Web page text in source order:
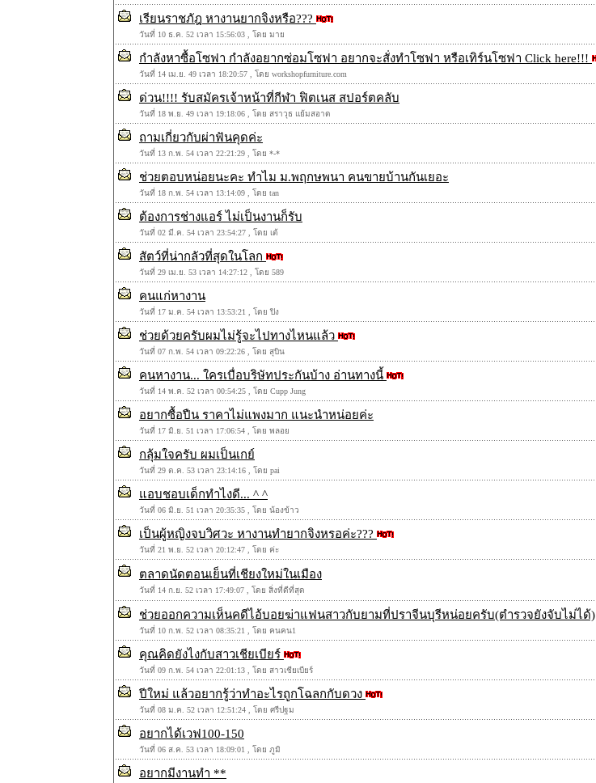
เรียนราชภัฎ หางานยากจิงหรือ???
วันที่ 10 ธ.ค. 52 เวลา 15:56:03 , โดย มาย
กำลังหาซื้อโซฟา กำลังอยากซ่อมโซฟา อยากจะสั่งทำโซฟา หรือเทิร์นโซฟา Click here!!!
วันที่ 14 เม.ย. 49 เวลา 18:20:57 , โดย workshopfurniture.com
ด่วน!!!! รับสมัครเจ้าหน้าที่กีฬา ฟิตเนส สปอร์ตคลับ
วันที่ 18 พ.ย. 49 เวลา 19:18:06 , โดย สราวุธ แย้มสอาด
ถามเกี่ยวกับผ่าฟันคุดค่ะ
วันที่ 13 ก.พ. 54 เวลา 22:21:29 , โดย *-*
ช่วยตอบหน่อยนะคะ ทำไม ม.พฤกษพนา คนขายบ้านกันเยอะ
วันที่ 18 ก.พ. 54 เวลา 13:14:09 , โดย tan
ต้องการช่างแอร์ ไม่เป็นงานก็รับ
วันที่ 02 มี.ค. 54 เวลา 23:54:27 , โดย เต้
สัตว์ที่น่ากลัวที่สุดในโลก
วันที่ 29 เม.ย. 53 เวลา 14:27:12 , โดย 589
คนแก่หางาน
วันที่ 17 ม.ค. 54 เวลา 13:53:21 , โดย ปิง
ช่วยด้วยครับผมไม่รู้จะไปทางไหนแล้ว
วันที่ 07 ก.พ. 54 เวลา 09:22:26 , โดย สุบิน
คนหางาน... ใครเบื่อบริษัทประกันบ้าง อ่านทางนี้
วันที่ 14 พ.ค. 52 เวลา 00:54:25 , โดย Cupp Jung
อยากซื้อปืน ราคาไม่แพงมาก แนะนำหน่อยค่ะ
วันที่ 17 มิ.ย. 51 เวลา 17:06:54 , โดย พลอย
กลุ้มใจครับ ผมเป็นเกย์
วันที่ 29 ต.ค. 53 เวลา 23:14:16 , โดย pai
แอบชอบเด็กทำไงดี... ^ ^
วันที่ 06 มิ.ย. 51 เวลา 20:35:35 , โดย น้องข้าว
เป็นผู้หญิงจบวิศวะ หางานทำยากจิงหรอค่ะ???
วันที่ 21 พ.ย. 52 เวลา 20:12:47 , โดย ค่ะ
ตลาดนัดตอนเย็นที่เชียงใหม่ในเมือง
วันที่ 14 ก.ย. 52 เวลา 17:49:07 , โดย สิ่งที่ดีที่สุด
ช่วยออกความเห็นคดีไอ้บอยฆ่าแฟนสาวกับยามที่ปราจีนบุรีหน่อยครับ(ตำรวจยังจับไม่ได้)
วันที่ 10 ก.พ. 52 เวลา 08:35:21 , โดย คนคน1
คุณคิดยังไงกับสาวเชียเบียร์
วันที่ 09 ก.พ. 54 เวลา 22:01:13 , โดย สาวเชียเบียร์
ปีใหม่ แล้วอยากรู้ว่าทำอะไรถูกโฉลกกับดวง
วันที่ 08 ม.ค. 52 เวลา 12:51:24 , โดย ศรีปฐม
อยากได้เวฟ100-150
วันที่ 06 ส.ค. 53 เวลา 18:09:01 , โดย ภูมิ
อยากมีงานทำ **